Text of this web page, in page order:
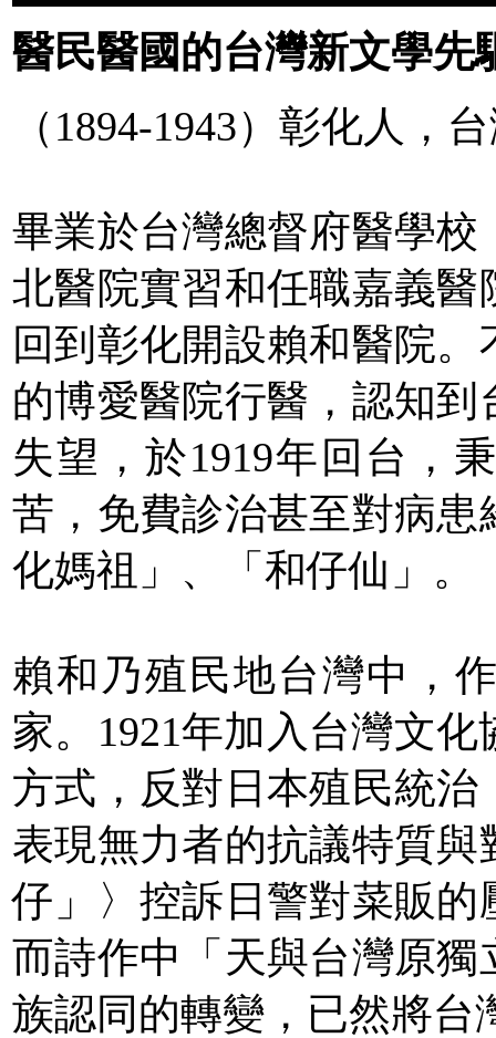
醫民醫國的台灣新文學先
（1894-1943）彰化人，
畢業於台灣總督府醫學
北醫院實習和任職嘉義
回到彰化開設賴和醫院
的博愛醫院行醫，認知
失望，於1919年回台，
苦，免費診治甚至對病
化媽祖」、「和仔仙」。
賴和乃殖民地台灣中，
家。1921年加入台灣文
方式，反對日本殖民統
表現無力者的抗議特質
仔」〉控訴日警對菜販
而詩作中「天與台灣原
族認同的轉變，已然將台